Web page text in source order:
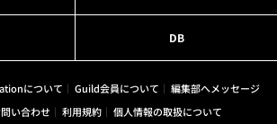
DB
について Guild会員について
編集部へメッセージ
い合わせ
利用規約
個人情報の取扱について